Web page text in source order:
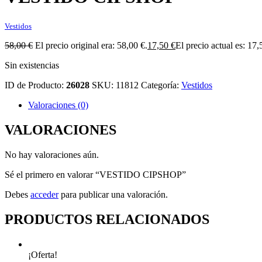
Vestidos
58,00€ El precio original era: 58,00 €.17,50 €El precio actual es:
Sin existencias
ID de Producto: 26028 SKU: 11812 Categoría: Vestidos
Valoraciones (0)
VALORACIONES
No hay valoraciones aún.
Sé el primero en valorar “VESTIDO CIPSHOP”
Debes accederpara publicar una valoración.
PRODUCTOS RELACIONADOS
¡Oferta!